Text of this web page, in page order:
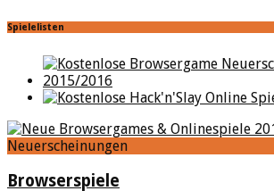
Spielelisten
Neuerscheinungen
Browserspiele